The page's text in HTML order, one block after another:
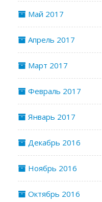
Май 2017
Апрель 2017
Март 2017
Февраль 2017
Январь 2017
Декабрь 2016
Ноябрь 2016
Октябрь 2016